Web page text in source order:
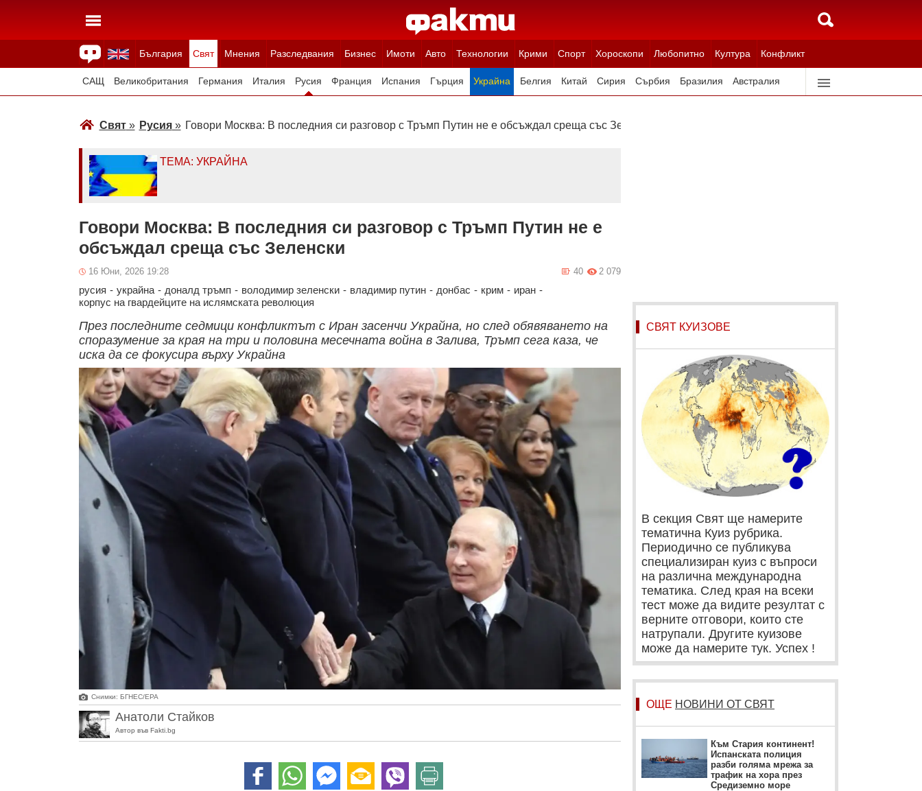
България Свят Мнения Разследвания Бизнес Имоти Авто Технологии Крими Спорт Хороскопи Любопитно Култура Конфликт
Здраве Времето Анкети Вицове Куизове
САЩ Великобритания Германия Италия Русия Франция Испания Гърция Украйна Белгия Китай Сирия Сърбия Бразилия Австралия
Свят» Русия» Говори Москва: В последния си разговор с Тръмп Путин не е обсъждал среща със Зеленски
ТЕМА: УКРАЙНА
Говори Москва: В последния си разговор с Тръмп Путин не е
обсъждал среща със Зеленски
16 Юни, 2026 19:28 2 079
40
русия - украйна - доналд тръмп - володимир зеленски - владимир путин - донбас - крим - иран -
корпус на гвардейците на ислямската революция
През последните седмици конфликтът с Иран засенчи Украйна, но след обявяването на
споразумение за края на три и половина месечната война в Залива, Тръмп сега каза, че
иска да се фокусира върху Украйна
Снимки: БГНЕС/ЕРА
Анатоли Стайков
Автор във Fakti.bg
СВЯТ КУИЗОВЕ
В секция Свят ще намерите
тематична Куиз рубрика.
Периодично се публикува
специализиран куиз с въпроси
на различна международна
тематика. След края на всеки
тест може да видите резултат с
верните отговори, които сте
натрупали. Другите куизове
може да намерите тук. Успех !
ОЩЕ НОВИНИ ОТ СВЯТ
Към Стария континент!
Испанската полиция
разби голяма мрежа за
трафик на хора през
Средиземно море